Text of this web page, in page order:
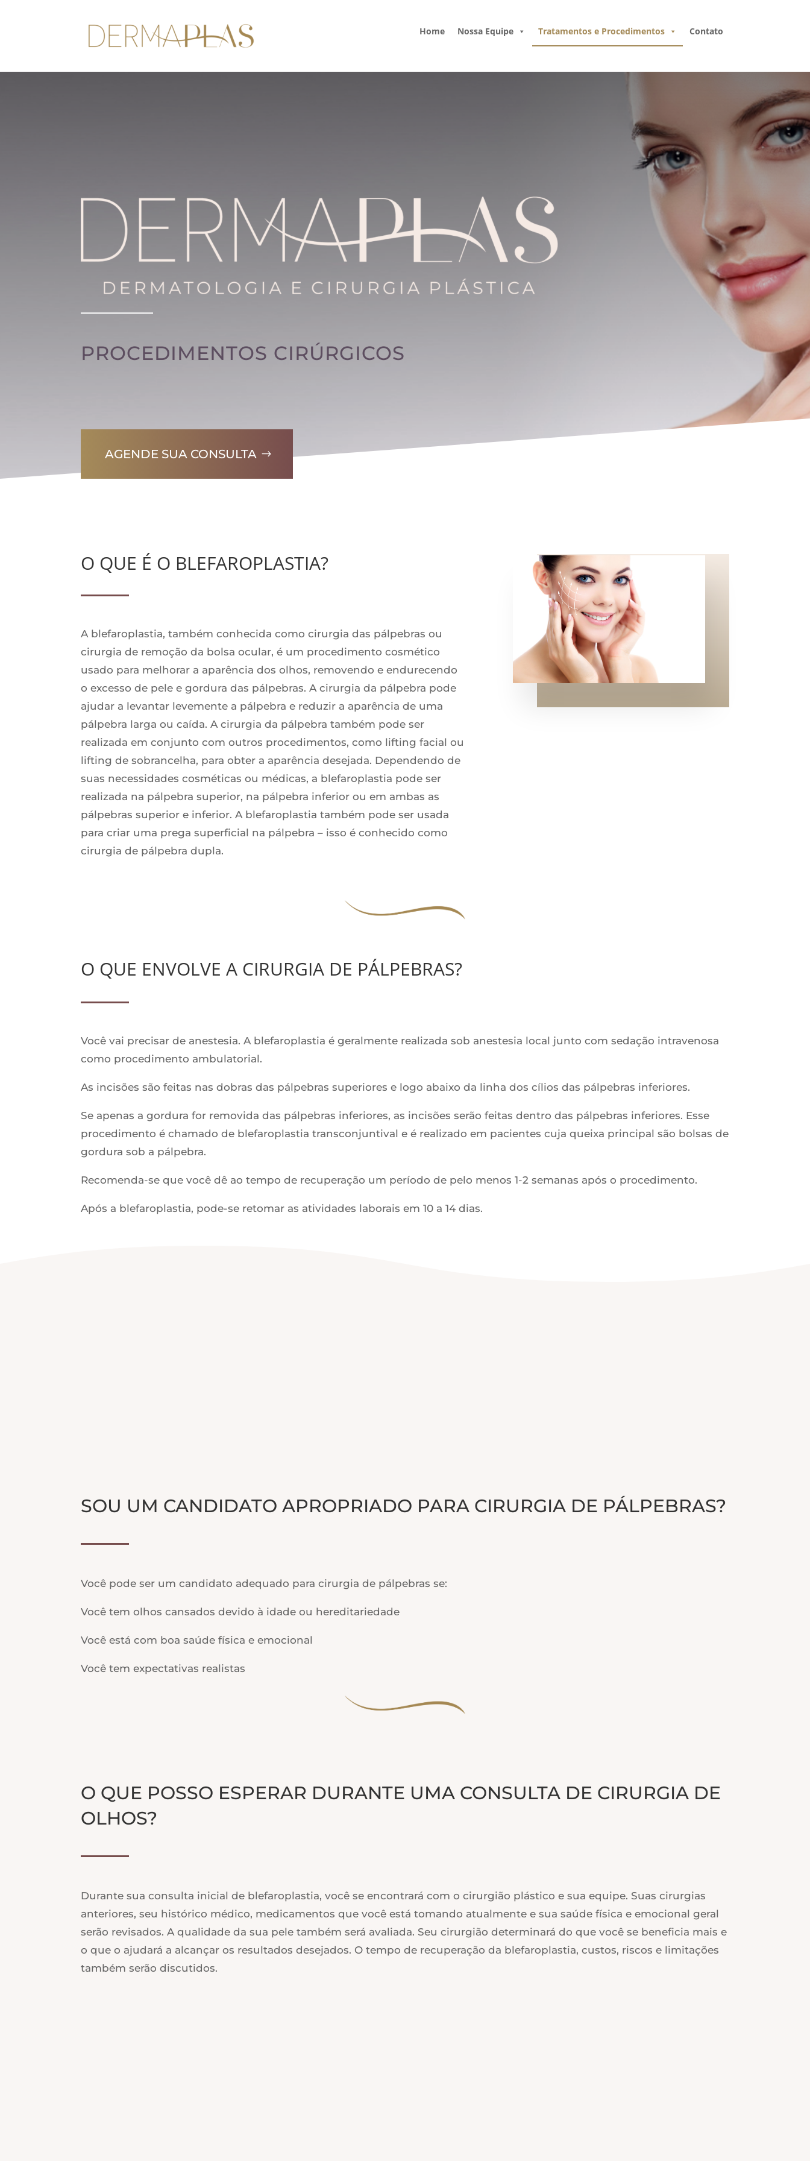
Home Nossa Equipe Tratamentos e Procedimentos Contato
PROCEDIMENTOS CIRÚRGICOS
AGENDE SUA CONSULTA
O QUE É O BLEFAROPLASTIA?
A blefaroplastia, também conhecida como cirurgia das pálpebras ou
cirurgia de remoção da bolsa ocular, é um procedimento cosmético
usado para melhorar a aparência dos olhos, removendo e endurecendo
o excesso de pele e gordura das pálpebras. A cirurgia da pálpebra pode
ajudar a levantar levemente a pálpebra e reduzir a aparência de uma
pálpebra larga ou caída. A cirurgia da pálpebra também pode ser
realizada em conjunto com outros procedimentos, como lifting facial ou
lifting de sobrancelha, para obter a aparência desejada. Dependendo de
suas necessidades cosméticas ou médicas, a blefaroplastia pode ser
realizada na pálpebra superior, na pálpebra inferior ou em ambas as
pálpebras superior e inferior. A blefaroplastia também pode ser usada
para criar uma prega superficial na pálpebra – isso é conhecido como
cirurgia de pálpebra dupla.
O QUE ENVOLVE A CIRURGIA DE PÁLPEBRAS?
Você vai precisar de anestesia. A blefaroplastia é geralmente realizada sob anestesia local junto com sedação intravenosa
como procedimento ambulatorial.
As incisões são feitas nas dobras das pálpebras superiores e logo abaixo da linha dos cílios das pálpebras inferiores.
Se apenas a gordura for removida das pálpebras inferiores, as incisões serão feitas dentro das pálpebras inferiores. Esse
procedimento é chamado de blefaroplastia transconjuntival e é realizado em pacientes cuja queixa principal são bolsas de
gordura sob a pálpebra.
Recomenda-se que você dê ao tempo de recuperação um período de pelo menos 1-2 semanas após o procedimento.
Após a blefaroplastia, pode-se retomar as atividades laborais em 10 a 14 dias.
SOU UM CANDIDATO APROPRIADO PARA CIRURGIA DE PÁLPEBRAS?
Você pode ser um candidato adequado para cirurgia de pálpebras se:
Você tem olhos cansados ​​devido à idade ou hereditariedade
Você está com boa saúde física e emocional
Você tem expectativas realistas
O QUE POSSO ESPERAR DURANTE UMA CONSULTA DE CIRURGIA DE
OLHOS?
Durante sua consulta inicial de blefaroplastia, você se encontrará com o cirurgião plástico e sua equipe. Suas cirurgias
anteriores, seu histórico médico, medicamentos que você está tomando atualmente e sua saúde física e emocional geral
serão revisados. A qualidade da sua pele também será avaliada. Seu cirurgião determinará do que você se beneficia mais e
o que o ajudará a alcançar os resultados desejados. O tempo de recuperação da blefaroplastia, custos, riscos e limitações
também serão discutidos.